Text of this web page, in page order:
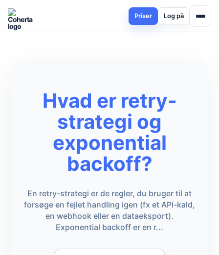
Priser Log på
Hvad er retry-
strategi og
exponential
backoff?
En retry-strategi er de regler, du bruger til at
forsøge en fejlet handling igen (fx et API-kald,
en webhook eller en dataeksport).
Exponential backoff er en r...